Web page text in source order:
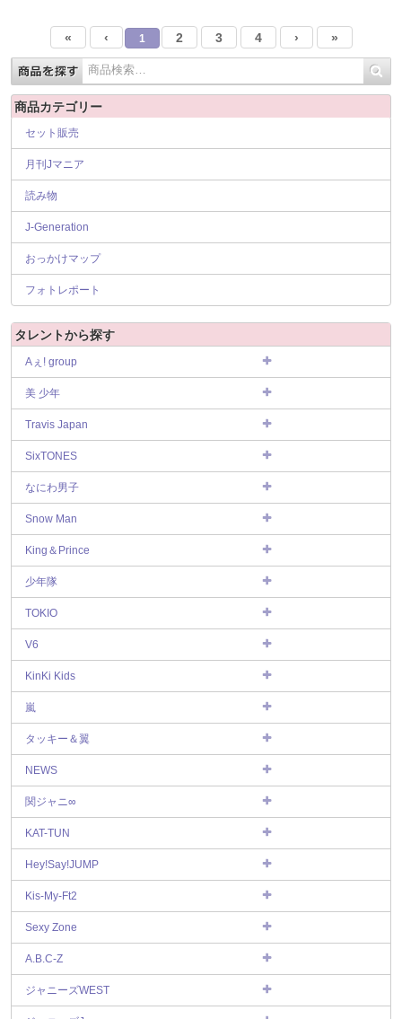
« ‹ 1 2 3 4 › »
商品カテゴリー
セット販売
月刊Jマニア
読み物
J-Generation
おっかけマップ
フォトレポート
タレントから探す
Aぇ! group
美 少年
Travis Japan
SixTONES
なにわ男子
Snow Man
King＆Prince
少年隊
TOKIO
V6
KinKi Kids
嵐
タッキー＆翼
NEWS
関ジャニ∞
KAT-TUN
Hey!Say!JUMP
Kis-My-Ft2
Sexy Zone
A.B.C-Z
ジャニーズWEST